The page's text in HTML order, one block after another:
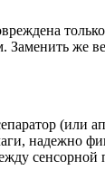
же
(или
надежно
сенсорной